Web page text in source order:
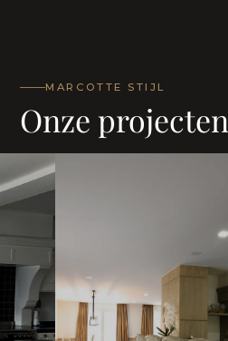
MARCOTTE STIJL
Onze projecten